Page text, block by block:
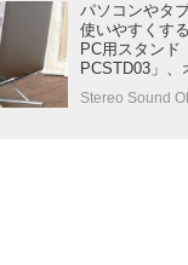
パソコンやタ
使いやすくす
PC用スタンド
PCSTD03」
発売
Stereo Sound